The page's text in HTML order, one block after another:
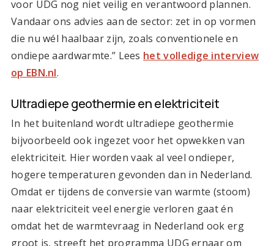
voor UDG nog niet veilig en verantwoord plannen.
Vandaar ons advies aan de sector: zet in op vormen
die nu wél haalbaar zijn, zoals conventionele en
ondiepe aardwarmte.” Lees het volledige interview
op EBN.nl.
Ultradiepe geothermie en elektriciteit
In het buitenland wordt ultradiepe geothermie
bijvoorbeeld ook ingezet voor het opwekken van
elektriciteit. Hier worden vaak al veel ondieper,
hogere temperaturen gevonden dan in Nederland.
Omdat er tijdens de conversie van warmte (stoom)
naar elektriciteit veel energie verloren gaat én
omdat het de warmtevraag in Nederland ook erg
groot is, streeft het programma UDG ernaar om